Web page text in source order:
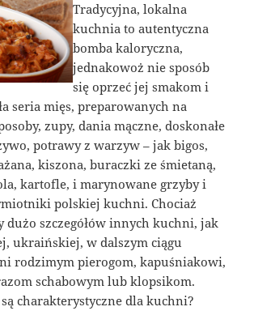
Tradycyjna, lokalna
kuchnia to autentyczna
bomba kaloryczna,
jednakowoż nie sposób
się oprzeć jej smakom i
seria mięs, preparowanych na
zupy, dania mączne, doskonałe
potrawy z warzyw – jak bigos,
kiszona, buraczki ze śmietaną,
kartofle, i marynowane grzyby i
polskiej kuchni. Chociaż
dużo szczegółów innych kuchni, jak
ukraińskiej, w dalszym ciągu
rodzimym pierogom, kapuśniakowi,
schabowym lub klopsikom.
charakterystyczne dla kuchni?